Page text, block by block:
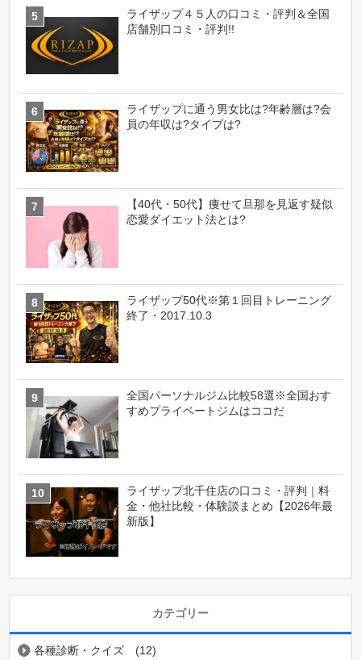
ライザップ４５人の口コミ・評判＆全国
店舗別口コミ・評判!!
ライザップに通う男女比は?年齢層は?会
員の年収は?タイプは?
【40代・50代】痩せて旦那を見返す疑似
恋愛ダイエット法とは?
ライザップ50代※第１回目トレーニング
終了・2017.10.3
全国パーソナルジム比較58選※全国おす
すめプライベートジムはココだ
ライザップ北千住店の口コミ・評判｜料
金・他社比較・体験談まとめ【2026年最
新版】
カテゴリー
各種診断・クイズ (12)